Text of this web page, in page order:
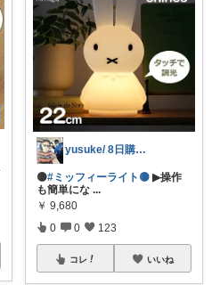
yusuke/ 8日購入感謝♫
🟡#ミッフィーライト🟡 ▶操作
も簡単にな ...
￥ 9,680
0 0 123
コレ いいね